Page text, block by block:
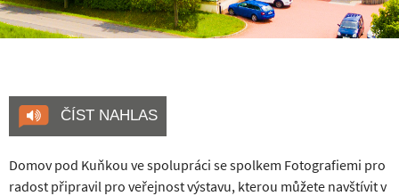
ČÍST NAHLAS
Domov pod Kuňkou ve spolupráci se spolkem Fotografiemi pro
radost připravil pro veřejnost výstavu, kterou můžete navštívit v